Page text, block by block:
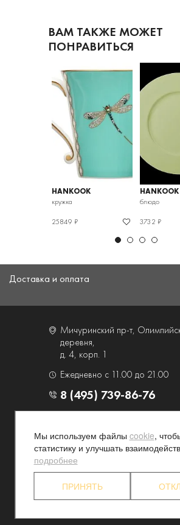
ВАМ ТАКЖЕ МОЖЕТ
ПОНРАВИТЬСЯ
HANKOOK
кружка
25849 ₽
HANKOOK
блюдо
3732 ₽
Доставка и оплата
Мичуринский пр-т,
деревня,
д. 4, корп. 1
Ежедневно с 11.00 до 21.00
8 (495) 739-86-76
Контакты и схема проезда
Наши
Программа лояльности
Партнерские программы
Акционерам
Мы используем файлы cookie,
статистику и улучшать
подробнее
ПРИНЯТЬ